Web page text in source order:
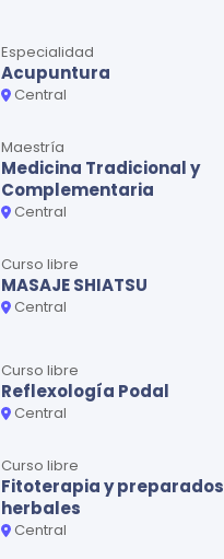
Especialidad
Acupuntura
Central
Maestría
Medicina Tradicional y
Complementaria
Central
Curso libre
MASAJE SHIATSU
Central
Curso libre
Reflexología Podal
Central
Curso libre
Fitoterapia y preparados
herbales
Central